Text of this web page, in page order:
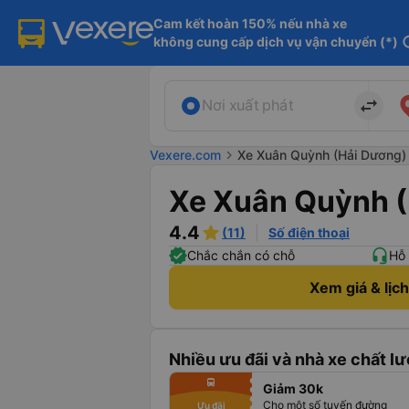
Cam kết hoàn 150% nếu nhà xe
không cung cấp dịch vụ vận chuyển (*)
Nơi xuất phát import_export
Vexere.com chevron_right Xe Xuân Quỳnh (Hải Dương)
Xe Xuân Quỳnh
4.4 (11)
Số điện thoại
Chắc chắn có chỗ
Xem giá &
Nhiều ưu đãi và nhà xe chất
fiber_manual_record
fiber_manual_record
fiber_manual_record
directions_bus
Ưu đãi
Giảm 30k
Cho một số tuyến đường